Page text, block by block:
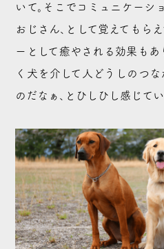
いて。そこでコミュニケーシ
おじさん、として覚えてもら
ーとして癒やされる効果もあ
く犬を介して人どうしのつ
のだなぁ、とひしひし感じてい